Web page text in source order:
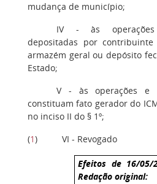
mudança de município;
IV - às operações
depositadas por
armazém geral ou depósito
Estado;
V - às operações e
constituam fato gerador do
no inciso II do § 1º;
(1) VI - Revogado
Efeitos de 16/05/
Redação original: